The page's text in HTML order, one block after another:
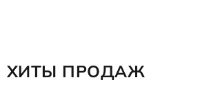
ХИТЫ ПРОДАЖ